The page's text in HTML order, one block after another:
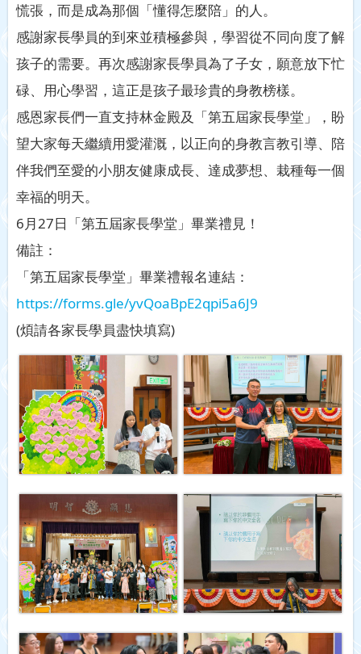
慌張，而是成為那個「懂得怎麼陪」的人。
感謝家長學員的到來並積極參與，學習從不同向度了解
孩子的需要。再次感謝家長學員為了子女，願意放下忙
碌、用心學習，這正是孩子最珍貴的身教榜樣。
感恩家長們一直支持林金殿及「第五屆家長學堂」，盼
望大家每天繼續用愛灌溉，以正向的身教言教引導、陪
伴我們至愛的小朋友健康成長、達成夢想、栽種每一個
幸福的明天。
6月27日「第五屆家長學堂」畢業禮見！
備註：
「第五屆家長學堂」畢業禮報名連結：
https://forms.gle/yvQoaBpE2qpi5a6J9
(煩請各家長學員盡快填寫)